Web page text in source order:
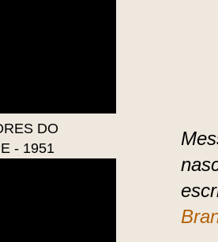
DO
- 1951